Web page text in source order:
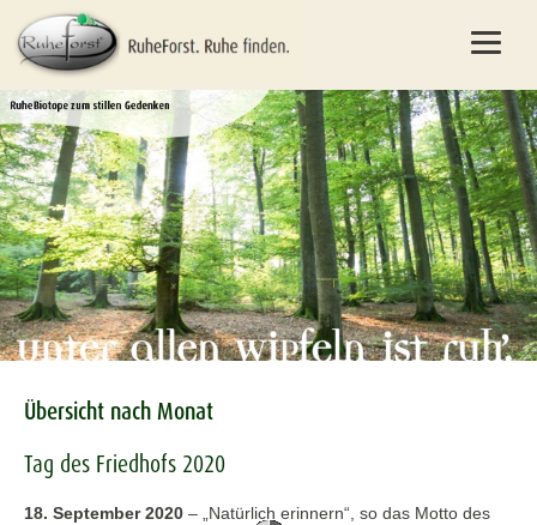
Übersicht nach Monat
Tag des Friedhofs 2020
18. September 2020 – „Natürlich erinnern“, so das Motto des